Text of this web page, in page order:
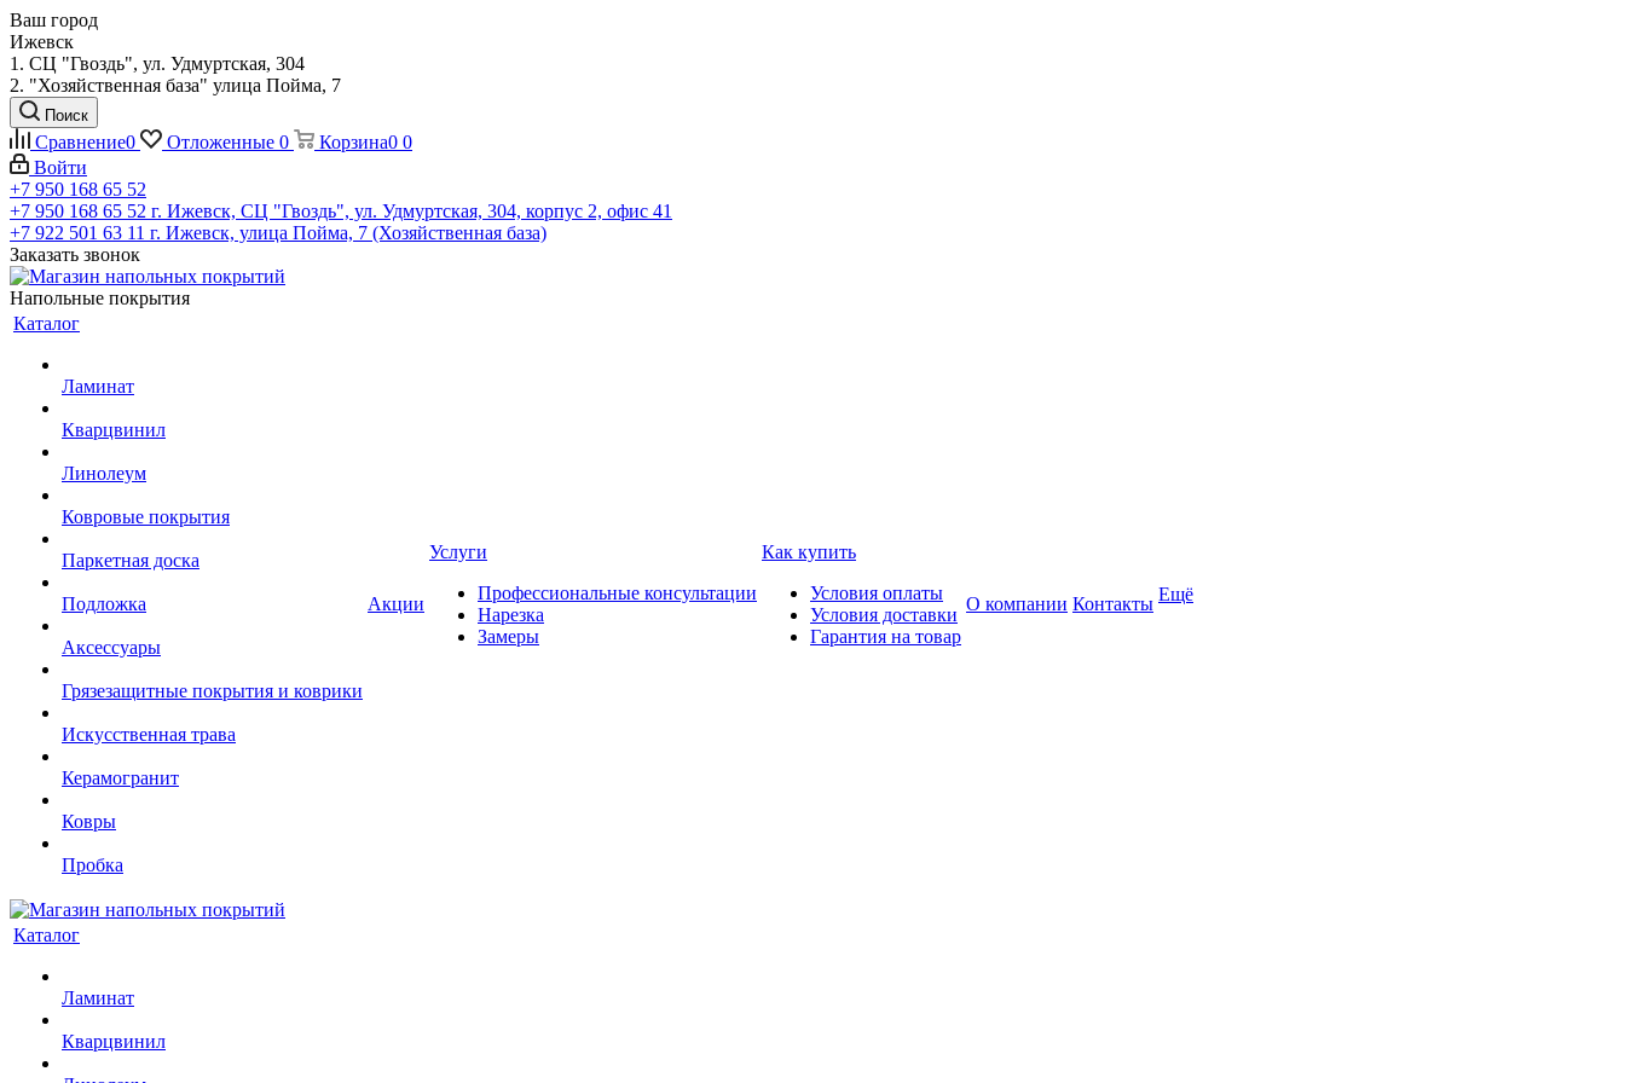
Ваш город
Ижевск
1. СЦ "Гвоздь", ул. Удмуртская, 304
2. "Хозяйственная база" улица Пойма, 7
Поиск
Сравнение0 Отложенные 0 Корзина0 0
Войти
+7 950 168 65 52
+7 950 168 65 52 г. Ижевск, СЦ "Гвоздь", ул. Удмуртская, 304, корпус 2, офис 41
+7 922 501 63 11 г. Ижевск, улица Пойма, 7 (Хозяйственная база)
Заказать звонок
Напольные покрытия
Каталог
Ламинат
Кварцвинил
Линолеум
Ковровые покрытия
Паркетная доска
Подложка
Аксессуары
Грязезащитные покрытия и коврики
Искусственная трава
Керамогранит
Ковры
Пробка
Акции
Услуги
Профессиональные консультации
Нарезка
Замеры
Как купить
Условия оплаты
Условия доставки
Гарантия на товар
О компании Контакты Ещё
Каталог
Ламинат
Кварцвинил